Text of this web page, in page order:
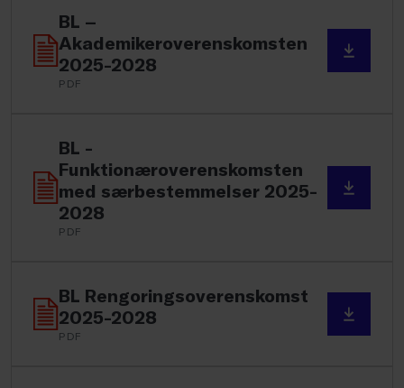
BL –
Akademikeroverenskomsten
2025-2028
PDF
BL -
Funktionæroverenskomsten
med særbestemmelser 2025-
2028
PDF
BL Rengoringsoverenskomst
2025-2028
PDF